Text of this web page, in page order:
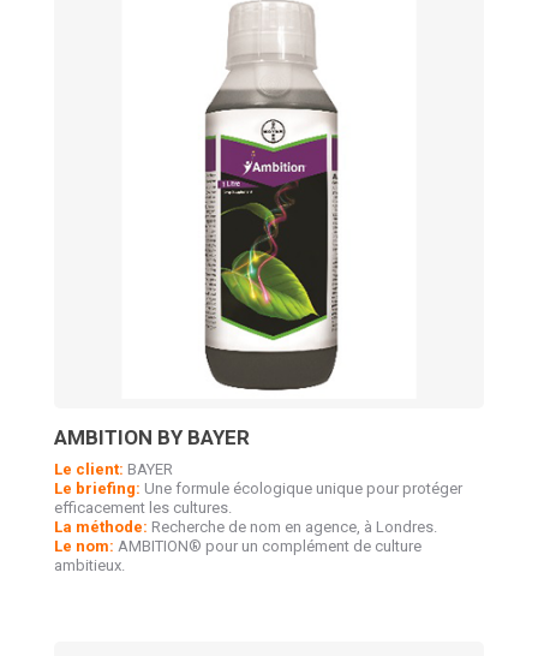
AMBITION BY BAYER
Le client: BAYER
Le briefing: Une formule écologique unique pour protéger
efficacement les cultures.
La méthode: Recherche de nom en agence, à Londres.
Le nom: AMBITION® pour un complément de culture
ambitieux.